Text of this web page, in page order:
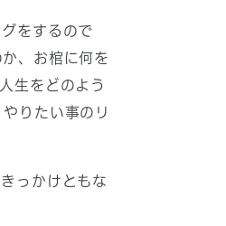
をするので
、お棺に何を
生をどのよう
りたい事のリ
っかけともな